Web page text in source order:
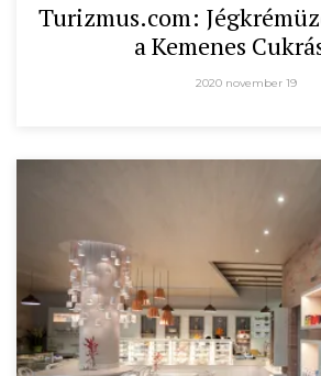
Turizmus.com:
a Kemenes
2020 november 19